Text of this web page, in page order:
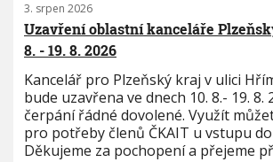
3. srpen 2026
Uzavření oblastní kanceláře
8. - 19. 8. 2026
Kancelář pro Plzeňský kraj v ulici
bude uzavřena ve dnech 10. 8.- 19. 8.
čerpání řádné dovolené. Využít
pro potřeby členů ČKAIT u vstupu
Děkujeme za pochopení a přejeme